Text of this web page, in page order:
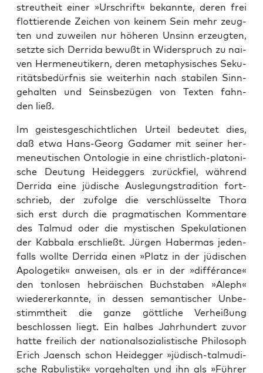
streut­heit einer »Urschrift« bekann­te, deren frei
flot­tie­ren­de Zei­chen von kei­nem Sein mehr zeug­
ten und zuwei­len nur höhe­ren Unsinn erzeug­ten,
setz­te sich Der­ri­da bewußt in Wider­spruch zu nai­
ven Her­me­neu­ti­kern, deren meta­phy­si­sches Seku­
ri­täts­be­dürf­nis sie wei­ter­hin nach sta­bi­len Sinn­
ge­hal­ten und Seins­be­zü­gen von Tex­ten fahn­
den ließ.
Im geis­tes­ge­schicht­li­chen Urteil bedeu­tet dies,
daß etwa Hans-Georg Gada­mer mit sei­ner her­
me­neu­ti­schen Onto­lo­gie in eine christ­lich-pla­to­ni­
sche Deu­tung Heid­eg­gers zurück­fiel, wäh­rend
Der­ri­da eine jüdi­sche Aus­le­gungs­tra­di­ti­on fort­
schrieb, der zufol­ge die ver­schlüs­sel­te Tho­ra
sich erst durch die prag­ma­ti­schen Kom­men­ta­re
des Tal­mud oder die mys­ti­schen Spe­ku­la­tio­nen
der Kab­ba­la erschließt. Jür­gen Haber­mas jeden­
falls woll­te Der­ri­da einen »Platz in der jüdi­schen
Apo­loge­tik« anwei­sen, als er in der »dif­fé­rance«
den ton­lo­sen hebräi­schen Buch­sta­ben »Aleph«
wie­der­erkann­te, in des­sen seman­ti­scher Unbe­
stimmt­heit die gan­ze gött­li­che Ver­hei­ßung
beschlos­sen liegt. Ein hal­bes Jahr­hun­dert zuvor
hat­te frei­lich der natio­nal­so­zia­lis­ti­sche Phi­lo­soph
Erich Jaensch schon Heid­eg­ger »jüdisch-tal­mu­di­
sche Rabu­lis­tik« vor­ge­hal­ten und ihn als »Füh­rer